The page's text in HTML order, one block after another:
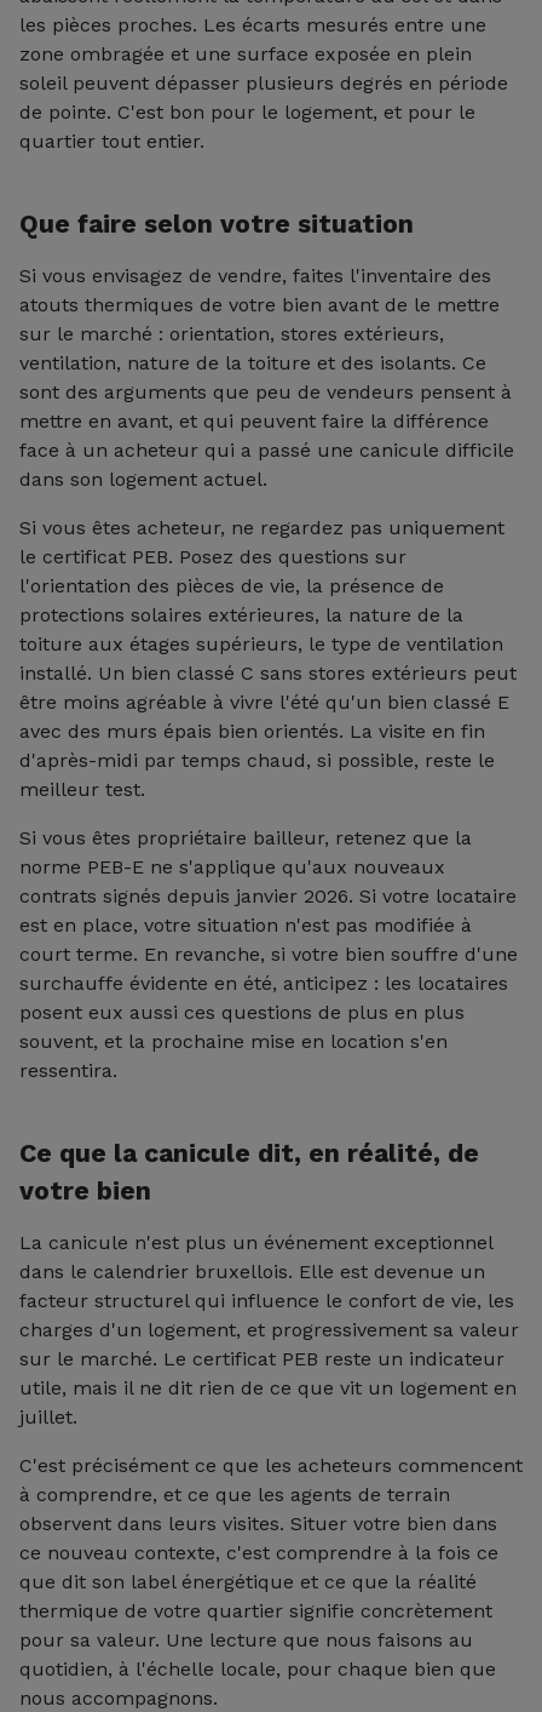
les pièces proches. Les écarts mesurés entre une
zone ombragée et une surface exposée en plein
soleil peuvent dépasser plusieurs degrés en période
de pointe. C'est bon pour le logement, et pour le
quartier tout entier.
Que faire selon votre situation
Si vous envisagez de vendre, faites l'inventaire des
atouts thermiques de votre bien avant de le mettre
sur le marché : orientation, stores extérieurs,
ventilation, nature de la toiture et des isolants. Ce
sont des arguments que peu de vendeurs pensent à
mettre en avant, et qui peuvent faire la différence
face à un acheteur qui a passé une canicule difficile
dans son logement actuel.
Si vous êtes acheteur, ne regardez pas uniquement
le certificat PEB. Posez des questions sur
l'orientation des pièces de vie, la présence de
protections solaires extérieures, la nature de la
toiture aux étages supérieurs, le type de ventilation
installé. Un bien classé C sans stores extérieurs peut
être moins agréable à vivre l'été qu'un bien classé E
avec des murs épais bien orientés. La visite en fin
d'après-midi par temps chaud, si possible, reste le
meilleur test.
Si vous êtes propriétaire bailleur, retenez que la
norme PEB-E ne s'applique qu'aux nouveaux
contrats signés depuis janvier 2026. Si votre locataire
est en place, votre situation n'est pas modifiée à
court terme. En revanche, si votre bien souffre d'une
surchauffe évidente en été, anticipez : les locataires
posent eux aussi ces questions de plus en plus
souvent, et la prochaine mise en location s'en
ressentira.
Ce que la canicule dit, en réalité, de
votre bien
La canicule n'est plus un événement exceptionnel
dans le calendrier bruxellois. Elle est devenue un
facteur structurel qui influence le confort de vie, les
charges d'un logement, et progressivement sa valeur
sur le marché. Le certificat PEB reste un indicateur
utile, mais il ne dit rien de ce que vit un logement en
juillet.
C'est précisément ce que les acheteurs commencent
à comprendre, et ce que les agents de terrain
observent dans leurs visites. Situer votre bien dans
ce nouveau contexte, c'est comprendre à la fois ce
que dit son label énergétique et ce que la réalité
thermique de votre quartier signifie concrètement
pour sa valeur. Une lecture que nous faisons au
quotidien, à l'échelle locale, pour chaque bien que
nous accompagnons.